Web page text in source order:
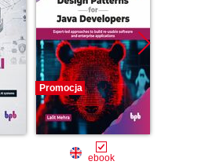
Promocja
ebook